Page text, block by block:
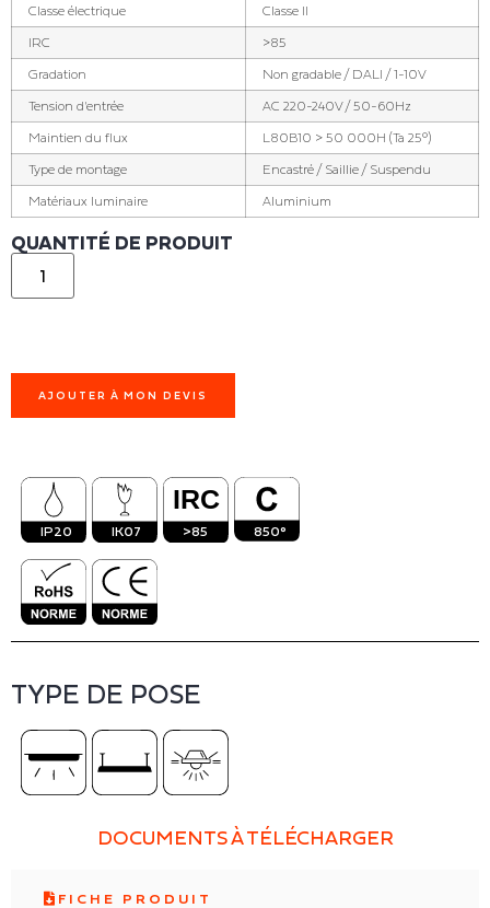
Classe électrique Classe II
IRC >85
Gradation Non gradable / DALI / 1-10V
Tension d'entrée AC 220-240V / 50-60Hz
Maintien du flux L80B10 > 50 000H (Ta 25°)
Type de montage Encastré / Saillie / Suspendu
Matériaux luminaire Aluminium
QUANTITÉ DE PRODUIT
AJOUTER À MON DEVIS
IP20 IK07 >85 850°
TYPE DE POSE
DOCUMENTS À TÉLÉCHARGER
FICHE PRODUIT